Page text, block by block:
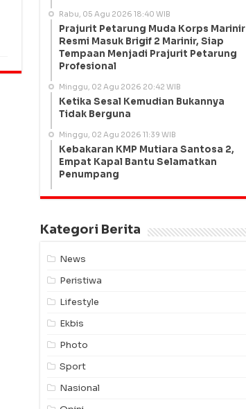
Rabu, 05 Agu 2026 18:40 WIB
Prajurit Petarung Muda Korps Marinir
Resmi Masuk Brigif 2 Marinir, Siap
Tempaan Menjadi Prajurit Petarung
Profesional
Minggu, 02 Agu 2026 20:42 WIB
Ketika Sesal Kemudian Bukannya
Tidak Berguna
Minggu, 02 Agu 2026 11:39 WIB
Kebakaran KMP Mutiara Santosa 2,
Empat Kapal Bantu Selamatkan
Penumpang
Kategori Berita
News
Peristiwa
Lifestyle
Ekbis
Photo
Sport
Nasional